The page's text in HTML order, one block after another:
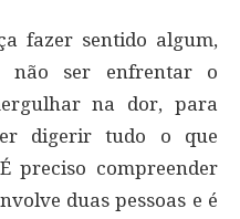
fazer sentido algum,
ser enfrentar o
na dor, para
digerir tudo o que
preciso compreender
duas pessoas e é